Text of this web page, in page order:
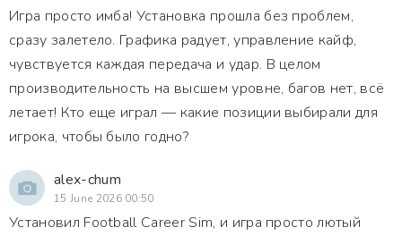
Игра просто имба! Установка прошла без проблем,
сразу залетело. Графика радует, управление кайф,
чувствуется каждая передача и удар. В целом
производительность на высшем уровне, багов нет, всё
летает! Кто еще играл — какие позиции выбирали для
игрока, чтобы было годно?
alex-chum
15 June 2026 00:50
Установил Football Career Sim, и игра просто лютый